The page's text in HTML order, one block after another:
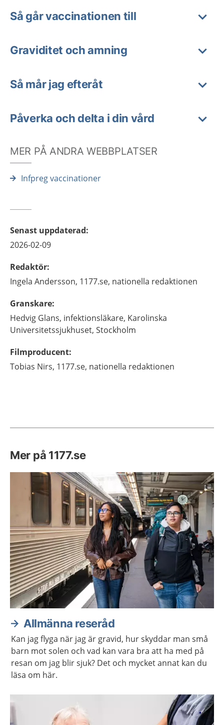
Så går vaccinationen till
Graviditet och amning
Så mår jag efteråt
Påverka och delta i din vård
MER PÅ ANDRA WEBBPLATSER
Infpreg vaccinationer
Senast uppdaterad:
2026-02-09
Redaktör:
Ingela Andersson, 1177.se, nationella redaktionen
Granskare:
Hedvig Glans, infektionsläkare, Karolinska
Universitetssjukhuset, Stockholm
Filmproducent:
Tobias Nirs, 1177.se, nationella redaktionen
Mer på 1177.se
Allmänna reseråd
Kan jag flyga när jag är gravid, hur skyddar man små
barn mot solen och vad kan vara bra att ha med på
resan om jag blir sjuk? Det och mycket annat kan du
läsa om här.